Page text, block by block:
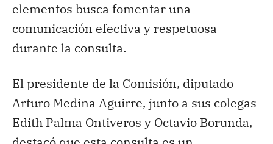
elementos busca fomentar una
comunicación efectiva y respetuosa
durante la consulta.
El presidente de la Comisión, diputado
Arturo Medina Aguirre, junto a sus colegas
Edith Palma Ontiveros y Octavio Borunda,